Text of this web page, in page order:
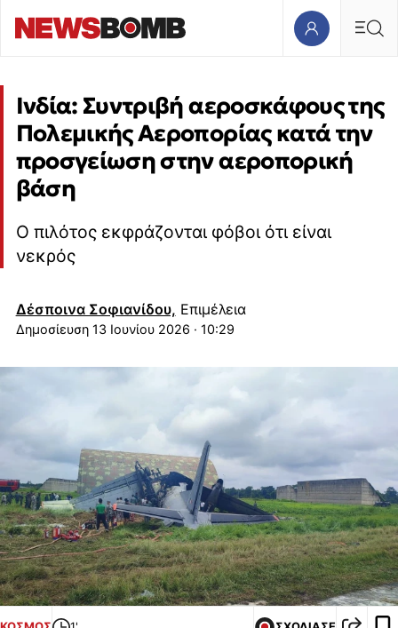
Ινδία: Συντριβή αεροσκάφους της
Πολεμικής Αεροπορίας κατά την
προσγείωση στην αεροπορική
βάση
Ο πιλότος εκφράζονται φόβοι ότι είναι
νεκρός
Δέσποινα Σοφιανίδου, Επιμέλεια
13 Ιουνίου 2026 · 10:29